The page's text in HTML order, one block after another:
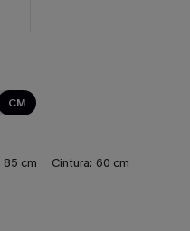
CM
85 cm Cintura: 60 cm